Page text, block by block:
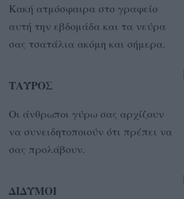
Κακή ατμόσφαιρα στο γραφείο
αυτή την εβδομάδα και τα νεύρα
σας τσατάλια ακόμη και σήμερα.
ΤΑΥΡΟΣ
Oι άνθρωποι γύρω σας αρχίζουν
να συνειδητοποιούν ότι πρέπει να
σας προλάβουν.
ΔΙΔΥΜΟΙ